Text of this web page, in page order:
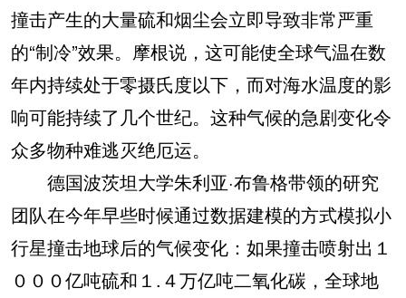
撞击产生的大量硫和烟尘会立即导致非常严重
的“制冷”效果。摩根说，这可能使全球气温在数
年内持续处于零摄氏度以下，而对海水温度的影
响可能持续了几个世纪。这种气候的急剧变化令
众多物种难逃灭绝厄运。
德国波茨坦大学朱利亚·布鲁格带领的研究
团队在今年早些时候通过数据建模的方式模拟小
行星撞击地球后的气候变化：如果撞击喷射出１
０００亿吨硫和１.４万亿吨二氧化碳，全球地